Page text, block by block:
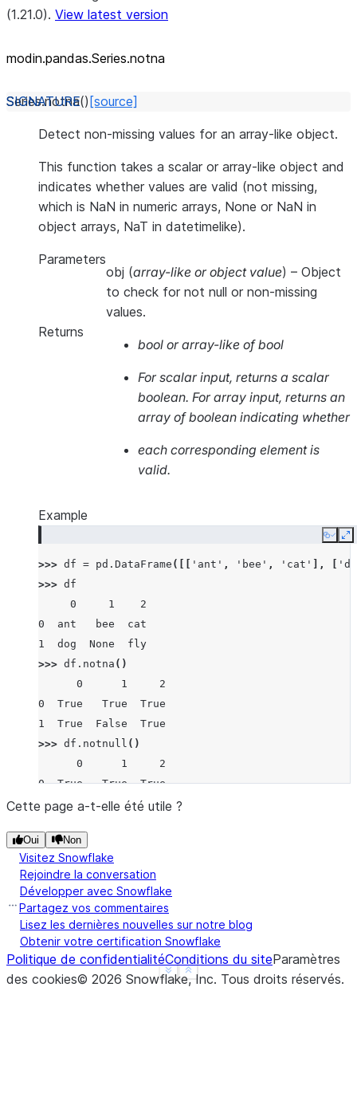
(1.21.0). View latest version
modin.pandas.Series.notna
Series.notna() [source]
Detect non-missing values for an array-like object.
This function takes a scalar or array-like object and
indicates whether values are valid (not missing,
which is NaN in numeric arrays, None or NaN in
object arrays, NaT in datetimelike).
Parameters
obj (array-like orobject value) – Object
to check for not null or non-missing
values.
Returns
bool or array-like of bool
For scalar input, returns a scalar
boolean. For array input, returns an
array of boolean indicating whether
each corresponding element is
valid.
Example
Copy
>>> df = pd . DataFrame ([[ 'ant' , 'bee' , 'cat' ],
>>> df
     0     1    2
0  ant   bee  cat
1  dog  None  fly
>>> df . notna ()
      0      1     2
0  True   True  True
1  True  False  True
>>> df . notnull ()
      0      1     2
0  True   True  True
1  True  False  True
Show less
See more
Cette page a-t-elle été utile ?
Oui Non
Visitez Snowflake
Rejoindre la conversation
Développer avec Snowflake
Partagez vos commentaires
Lisez les dernières nouvelles sur notre blog
Obtenir votre certification Snowflake
Politique de confidentialitéConditions du siteParamètres
des cookies© 2026 Snowflake, Inc. Tous droits réservés.